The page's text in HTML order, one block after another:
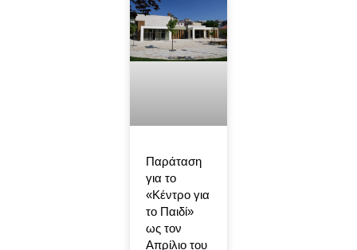
Παράταση
για το
«Κέντρο για
το Παιδί»
ως τον
Απρίλιο του